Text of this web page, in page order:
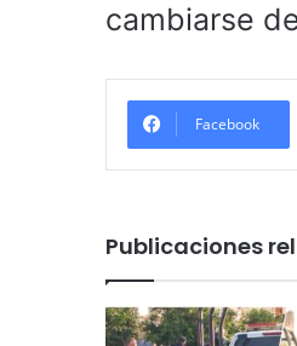
cambiarse
Facebook
Publicaciones